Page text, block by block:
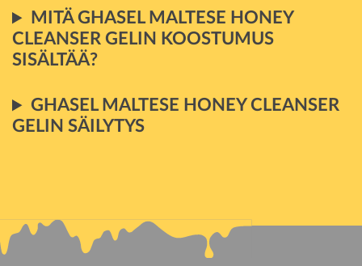
MITÄ GHASEL MALTESE HONEY
CLEANSER GELIN KOOSTUMUS
SISÄLTÄÄ?
GHASEL MALTESE HONEY CLEANSER
GELIN SÄILYTYS